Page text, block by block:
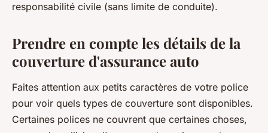
responsabilité civile (sans limite de conduite).
Prendre en compte les détails de la
couverture d'assurance auto
Faites attention aux petits caractères de votre police
pour voir quels types de couverture sont disponibles.
Certaines polices ne couvrent que certaines choses,